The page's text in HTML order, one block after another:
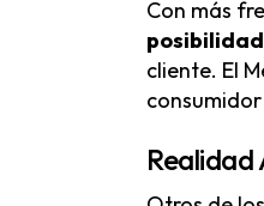
Con más
cliente. El
Realidad